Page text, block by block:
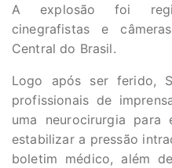
A explosão foi
cinegrafistas e
Central do Brasil.
Logo após ser ferido,
profissionais de
uma neurocirurgia para
estabilizar a pressão
boletim médico, além